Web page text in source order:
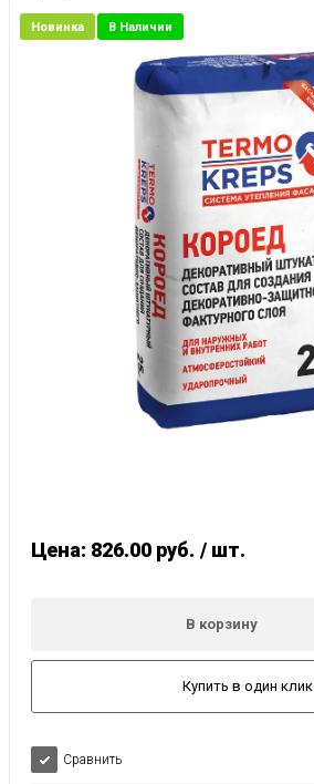
Новинка В Наличии
Цена: 826.00 руб. / шт.
В корзину
Купить в один клик
Сравнить